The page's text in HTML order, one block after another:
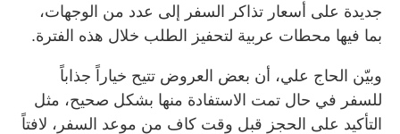
جديدة على أسعار تذاكر السفر إلى عدد من الوجهات،
بما فيها محطات عربية لتحفيز الطلب خلال هذه الفترة.
وبيّن الحاج علي، أن بعض العروض تتيح خياراً جذاباً
للسفر في حال تمت الاستفادة منها بشكل صحيح، مثل
التأكيد على الحجز قبل وقت كاف من موعد السفر، لافتاً